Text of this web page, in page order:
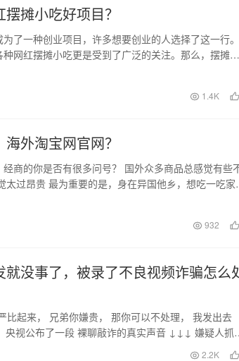
摊小吃好项目？
了一种创业项目，许多想要创业的人选择了这一行。
网红摆摊小吃更是受到了广泛的关注。那么，摆摊小
1.4K
外淘宝网官网？
商的你是否有很多问号？ 国外众多商品总感觉有些
太过昂贵 最为重要的是，身在异国他乡，想吃一吃家
932
没事了，被录了不良视频诈骗怎么
比起来， 兄弟你嫌贵， 那你可以不处理， 我发出去
视公布了一段 裸聊敲诈的真实声音 ↓↓↓ 嫌疑人抓
2.2K